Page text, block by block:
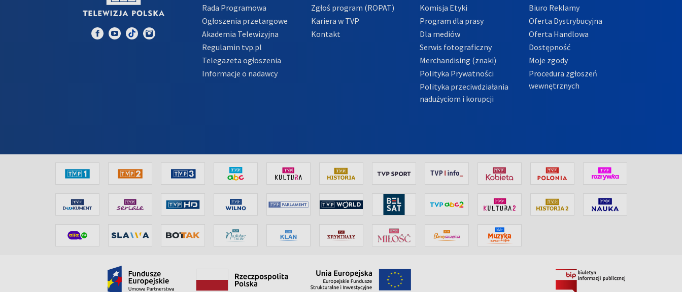
Rada Programowa
Ogłoszenia przetargowe
Akademia Telewizyjna
Regulamin tvp.pl
Telegazeta ogłoszenia
Informacje o nadawcy
Zgłoś program (ROPAT)
Kariera w TVP
Kontakt
Komisja Etyki
Program dla prasy
Dla mediów
Serwis fotograficzny
Merchandising (znaki)
Polityka Prywatności
Polityka przeciwdziałania
nadużyciom i korupcji
Biuro Reklamy
Oferta Dystrybucyjna
Oferta Handlowa
Dostępność
Moje zgody
Procedura zgłoszeń
wewnętrznych